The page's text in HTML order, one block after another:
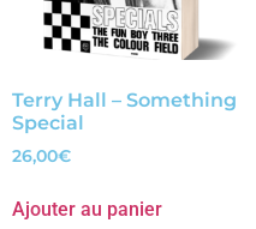
Terry Hall – Something
Special
26,00€
Ajouter au panier